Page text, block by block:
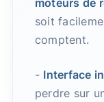
moteurs de
soit
comptent.
- Interface
perdre sur